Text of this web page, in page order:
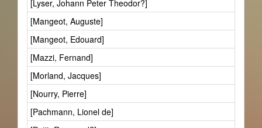
[Lyser, Johann Peter Theodor?]
[Mangeot, Auguste]
[Mangeot, Edouard]
[Mazzi, Fernand]
[Morland, Jacques]
[Nourry, Pierre]
[Pachmann, Lionel de]